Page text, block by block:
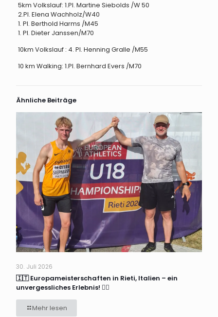
5km Volkslauf: 1.Pl. Martine Siebolds /W 50
2.Pl. Elena Wachholz/W40
1. Pl. Berthold Harms /M45
1. Pl. Dieter Janssen/M70
10km Volkslauf : 4. Pl. Henning Gralle /M55
10 km Walking: 1.Pl. Bernhard Evers /M70
Ähnliche Beiträge
30. Juli 2026
🇮🇹 Europameisterschaften in Rieti, Italien – ein
unvergessliches Erlebnis! 🏃‍♂️
Mehr lesen